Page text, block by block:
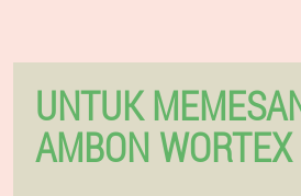
UNTUK
AMBON WORTEX